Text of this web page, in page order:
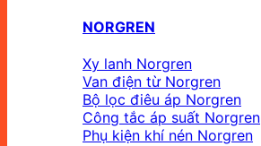
NORGREN
Xy lanh Norgren
Van điện từ Norgren
Bộ lọc điêu áp Norgren
Công tắc áp suất Norgren
Phụ kiện khí nén Norgren